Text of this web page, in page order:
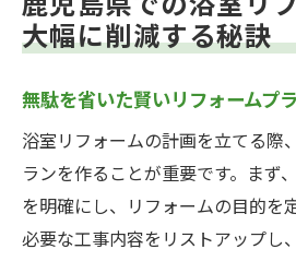
大幅に削減する秘訣
無駄を省いた賢いリフォームプ
浴室リフォームの計画を立てる際
ランを作ることが重要です。まず
を明確にし、リフォームの目的を
必要な工事内容をリストアップし